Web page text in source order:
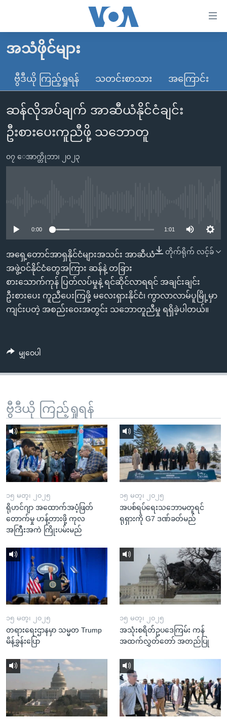
လွယ်ကူ
သည့်
များ
ပင်မ
သို့
စာမျက်နှာ
သို့
ကျော်
ကြည့်
ရန်
နေရာ
မူလစာမျက်နှာ
မြန်မာ
ကမ္ဘာ့သတင်းများ
နိုင်ငံတကာ
အစ္စရေး-ပါလက်စတိုင်း
ဗွီဒီယို
သတင်းလွတ်လပ်ခွင့်
ရပ်ဝန်းတခု လမ်းတခု အလွန်
အင်္ဂလိပ်စာလေ့လာမယ်
ဗွီအိုအေ လူမှုကွန်ယက်များ
အသံဖိုင်များ
ဗွီဒီယို ကြည့်ရှုရန် သတင်းစာသား အကြောင်း
ဆန်လိုအပ်ချက် အာဆီယံနိုင်ငံချင်း
ဦးစားပေးကူညီဖို့ သဘောတူ
၀၇ ေအာက္တိုဘာ၊ ၂၀၂၃
0:00 1:01
တိုက်ရိုက် လင့်ခ်
အရှေ့တောင်အာရှနိုင်ငံများအသင်း အာဆီယံ
အဖွဲ့ဝင်နိုင်ငံတွေအကြား ဆန်နဲ့ တခြား
စားသောက်ကုန် ပြတ်လပ်မှုနဲ့ ရင်ဆိုင်လာရရင် အချင်းချင်း
ဦးစားပေး ကူညီပေးကြဖို့ မလေးရှားနိုင်ငံ၊ ကွာလာလာမ်ပူမြို့မှာ
ကျင်းပတဲ့ အစည်းဝေးအတွင်း သဘောတူညီမှု ရရှိခဲ့ပါတယ်။
မျှဝေပါ
ဗွီဒီယို ကြည့်ရှုရန်
၁၅ မတ္၊ ၂၀၂၅
ရိုဟင်ဂျာ အထောက်အပံ့ဖြတ်
တောက်မှု ဟန့်တားဖို့ ကုလ
အကြီးအကဲ ကြိုးပမ်းမည်
၁၅ မတ္၊ ၂၀၂၅
အပစ်ရပ်ရေးသဘောမတူရင်
ရုရှားကို G7 ဒဏ်ခတ်မည်
၁၅ မတ္၊ ၂၀၂၅
တရားရေးဌာနမှာ သမ္မတ Trump
မိန့်ခွန်းပြော
၁၅ မတ္၊ ၂၀၂၅
အသုံးစရိတ်ဥပဒေကြမ်း ကန်
အထက်လွှတ်တော် အတည်ပြု